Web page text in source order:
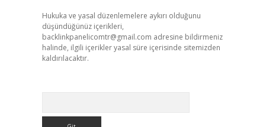
Hukuka ve yasal düzenlemelere aykırı olduğunu
düşündüğünüz içerikleri,
backlinkpanelicomtr@gmail.com adresine bildirmeniz
halinde, ilgili içerikler yasal süre içerisinde sitemizden
kaldırılacaktır.